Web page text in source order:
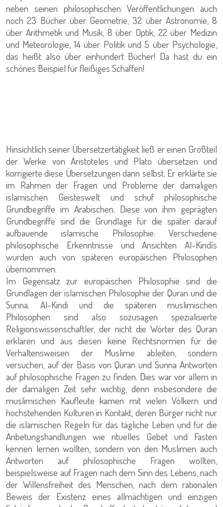
neben seinen philosophischen Veröffentlichungen auch
noch 23 Bücher über Geometrie, 32 über Astronomie, 8
über Arithmetik und Musik, 8 über Optik, 22 über Medizin
und Meteorologie, 14 über Politik und 5 über Psychologie,
das heißt also über einhundert Bücher! Da hast du ein
schönes Beispiel für fleißiges Schaffen!
Hinsichtlich seiner Übersetzertätigkeit ließ er einen Großteil
der Werke von Aristoteles und Plato übersetzen und
korrigierte diese Übersetzungen dann selbst. Er erklärte sie
im Rahmen der Fragen und Probleme der damaligen
islamischen Geisteswelt und schuf philosophische
Grundbegriffe im Arabischen. Diese von ihm geprägten
Grundbegriffe sind die Grundlage für die später darauf
aufbauende islamische Philosophie. Verschiedene
philosophische Erkenntnisse und Ansichten Al-Kindīs
wurden auch von späteren europäischen Philosophen
übernommen.
Im Gegensatz zur europäischen Philosophie sind die
Grundlagen der islamischen Philosophie der Quran und die
Sunna. Al-Kindi und die späteren muslimischen
Philosophen sind also sozusagen spezialisierte
Religionswissenschaftler, der nicht die Wörter des Quran
erklären und aus diesen keine Rechtsnormen für die
Verhaltensweisen der Muslime ableiten, sondern
versuchen, auf der Basis von Quran und Sunna Antworten
auf philosophische Fragen zu finden. Dies war vor allem in
der damaligen Zeit sehr wichtig, denn insbesondere die
muslimischen Kaufleute kamen mit vielen Völkern und
hochstehenden Kulturen in Kontakt, deren Bürger nicht nur
die islamischen Regeln für das tägliche Leben und für die
Anbetungshandlungen wie rituelles Gebet und Fasten
kennen lernen wollten, sondern von den Muslimen auch
Antworten auf philosophische Fragen wollten,
beispielsweise auf Fragen nach dem Sinn des Lebens, nach
der Willensfreiheit des Menschen, nach dem rationalen
Beweis der Existenz eines allmächtigen und einzigen